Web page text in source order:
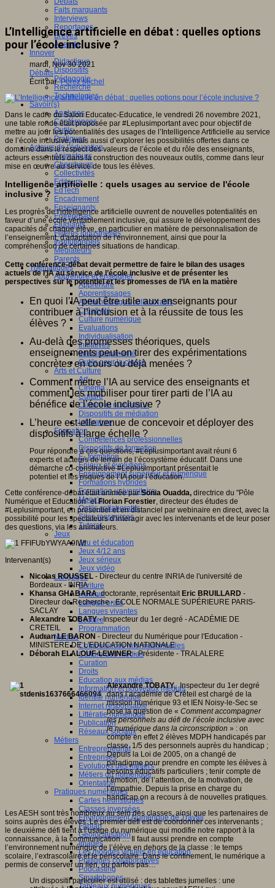
Faits marquants
Interviews
Reportages
Brèves
Agenda
Innover
Didactique
Dispositifs
Pédagogie
Recherche
Technologies
Savoir(s)
Analyses
Conférences
Outils
Pratiques
Acteurs de l'éducation
Animateurs
Chercheurs
Collectivités
Editeurs
EdTech
Encadrement
Enseignants
Entreprises
Etudiants
Filières industrielles
Institutionnels
Médiateurs
Parents
Thématiques
Apprendre et enseigner
Apprendre
Apprentissages
Apprentissages collaboratifs
Créativité
Culture numérique
Evaluations
Individualisation
Initiatives
Interdisciplinarité
Outils pour la classe
Arts et Culture
Art
Cinéma
Culture
Culture et numérique
Dispositifs de médiation
Littérature
Formation
Compétences professionnelles
Dispositifs de formation
E- formation
Enjeux et évolutions
Enseignement supérieur et numérique
Formations hybrides
Formation universitaire
Mooc’s
Outils collaboratifs
Sites ressources
Tutorat
Jeux
Jeu et éducation
Jeux 4/12 ans
Jeux sérieux
Jeux vidéo
Langages
Ecriture
Humour
Langue orale
Langues vivantes
Lecture
Programmation
Médias
Compétences informationnelles
Culture des médias
Curation
Droits
Education aux médias
Information et nouveaux médias
Identité numérique
Internet responsable
Littératie numérique
Publication
Réseaux sociaux
Métiers
Entrepreneuriat
Entreprises
Evolutions des métiers
Métiers du numérique
Orientation
Pratiques numériques
Cartes heuristiques
Classes inversées
Environnement Numérique de Travail
Fablab
Géolocalisation
Images
Les mondes virtuels en éducation
Pratiques collaboratives
Podcasting
Smartphones
Tableaux numériques
L’Intelligence artificielle en débat : quelles options
pour l’école inclusive ?
mardi, Nov 30 2021
Débats
Écrit parPérez Michel
Dans le cadre du Salon Educatec-Educatice, le vendredi 26 novembre 2021,
une table ronde était proposée par #Leplusimportant avec pour objectif de
mettre au jour les potentialités des usages de l’Intelligence Artificielle au service
de l’école inclusive, mais aussi d’explorer les possibilités offertes dans ce
domaine dans le respect des valeurs de l’école et du rôle des enseignants,
acteurs essentiels dans la construction des nouveaux outils, comme dans leur
mise en œuvre au service de tous les élèves.
Intelligence artificielle : quels usages au service de l'école
inclusive ?
Les progrès de l'intelligence artificielle ouvrent de nouvelles potentialités en
faveur d’une école véritablement inclusive, qui assure le développement des
capacités de chaque élève, en particulier en matière de personnalisation de
l’enseignement, d'adaptation de l'environnement, ainsi que pour la
compréhension de certaines situations de handicap.
Cette conférence-débat devait permettre de faire le bilan des usages
actuels de l’IA au service de l’école inclusive et de présenter les
perspectives sur le potentiel et les promesses de l’IA en la matière
En quoi l’IA peut être utile aux enseignants pour
contribuer à l’inclusion et à la réussite de tous les
élèves ?
Au-delà des promesses théoriques, quels
enseignements peut-on tirer des expérimentations
concrètes en cours ou déjà menées ?
Comment mettre l’IA au service des enseignants et
comment les mobiliser pour tirer parti de l’IA au
bénéfice de l’école inclusive ?
L’heure est-elle venue de concevoir et déployer des
dispositifs à large échelle ?
Pour répondre à ces questions, #Leplusimportant avait réuni 6
experts et acteurs de terrain de l’écosystème éducatif. Dans une
démarche co-constructive #Leplusimportant présentait le
potentiel et les risques de l’IA pour l’éducation.
Cette conférence-débat était animée parSonia Ouadda, directrice du "Pôle
Numérique et Education” etFlorian Forestier, directeur des études de
#Leplusimportant, en présentiel et en distanciel par webinaire en direct, avec la
possibilité pour les spectateurs d’interagir avec les intervenants et de leur poser
des questions, via les animateurs.
Intervenant(s)
Nicolas ROUSSEL - Directeur du centre INRIA de l'université de
Bordeaux - INRIA
Khansa GHABARA, doctorante, représentaitEric BRUILLARD -
Directeur de Recherche - ECOLE NORMALE SUPÉRIEURE PARIS-
SACLAY
Alexandre TOBATY- Inspecteur du 1er degré - ACADÉMIE DE
CRETEIL
Audran LE BARON - Directeur du Numérique pour l'Education -
MINISTERE DE L'EDUCATION NATIONALE
Déborah ELALOUF-LEWINER- Présidente - TRALALERE
Alexandre TOBATY, Inspecteur du 1er degré
dans l’académie de Créteil est chargé de la
mission numérique 93 et IEN Noisy-le-Sec se
pose la question de « Comment accompagner
les personnels au défi de l’école inclusive avec
le numérique dans la circonscription » : on
compte en effet 2 élèves MDPH handicapés par
classe. 1/5 des personnels auprès du handicap ;
Depuis la Loi de 2005, on a changé de
paradigme pour prendre en compte les élèves à
besoins éducatifs particuliers ; tenir compte de
l’émotion, de l’attention, de la motivation, de
l’empathie. Depuis la prise en charge du
handicap on a recours à de nouvelles pratiques.
Les AESH sont très nombreux au sein des classes, ainsi que les partenaires de
soins auprès des élèves. Le premier défi est de coordonner ces intervenants ;
le deuxième défi tient à l’usage du numérique qui modifie notre rapport à la
connaissance, à la communication … Il faut aussi prendre en compte
l’environnement numérique de l’élève en dehors de la classe : le temps
scolaire, l’extrascolaire et le périscolaire. Dans le confinement, le numérique a
permis de conserver un lien, ou parfois pas…
Un dispositif particulier est utilisé : des tablettes jumelles : une